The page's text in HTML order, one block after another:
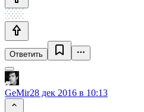
Ответить
GeMir28 дек 2016 в 10:13